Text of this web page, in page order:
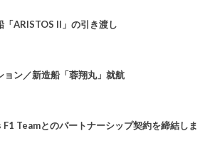
「ARISTOS II」の引き渡し
ョン／新造船「蓉翔丸」就航
Teamとのパートナーシップ契約を締結しま